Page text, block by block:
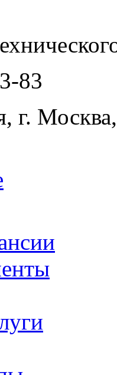
83
, г. Москва